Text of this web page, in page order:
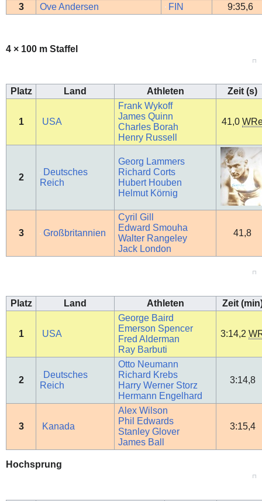
3
Ove Andersen FIN 9:35,6
4 × 100 m Staffel
Platz Land Athleten Zeit (s)
1 USA
Frank Wykoff
James Quinn
Charles Borah
Henry Russell
41,0
2
Deutsches
Reich
Georg Lammers
Richard Corts
Hubert Houben
Helmut Körnig
3 Großbritannien
Cyril Gill
Edward Smouha
Walter Rangeley
Jack London
41,8
Platz Land Athleten Zeit
1 USA
George Baird
Emerson Spencer
Fred Alderman
Ray Barbuti
3:14,2
2
Deutsches
Reich
Otto Neumann
Richard Krebs
Harry Werner Storz
Hermann Engelhard
3:14,8
3 Kanada
Alex Wilson
Phil Edwards
Stanley Glover
James Ball
3:15,4
Hochsprung